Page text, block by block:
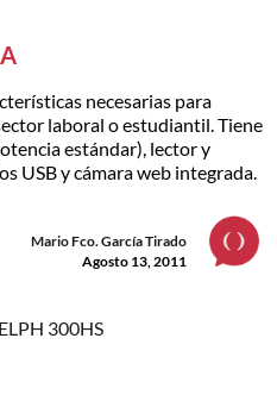
necesarias para
laboral o estudiantil. Tiene
estándar), lector y
USB y cámara web integrada.
Mario Fco. García Tirado
Agosto 13, 2011